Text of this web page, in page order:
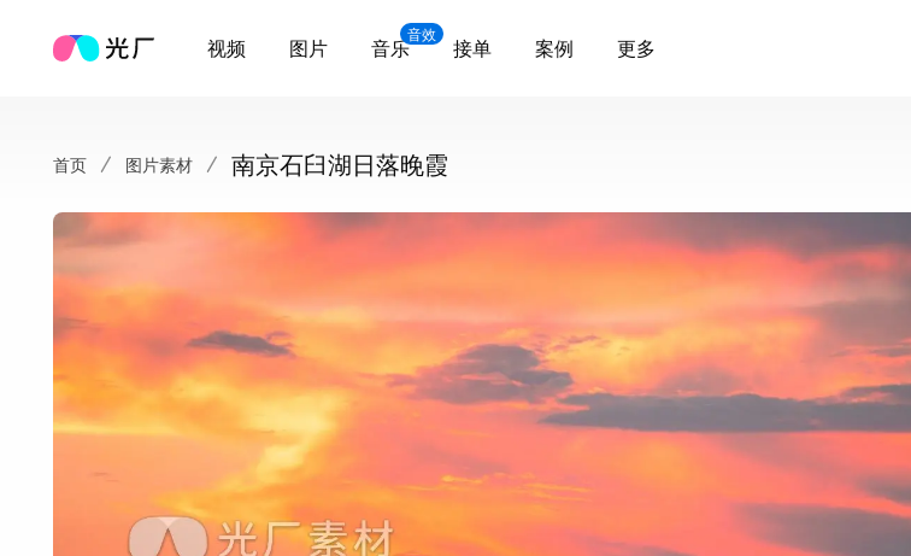
视频 图片
音效
音乐 接单 案例 更多
首页 图片素材 南京石臼湖日落晚霞